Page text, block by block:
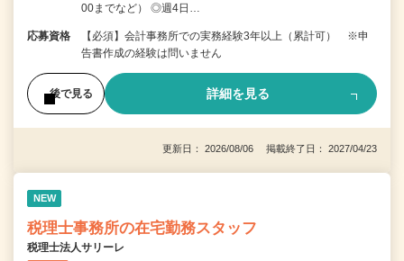
00までなど） ◎週4日…
応募資格
【必須】会計事務所での実務経験3年以上（累計可） ※申
告書作成の経験は問いません
後で見る 詳細を見る
更新日： 2026/08/06 掲載終了日： 2027/04/23
NEW
税理士事務所の在宅勤務スタッフ
税理士法人サリーレ